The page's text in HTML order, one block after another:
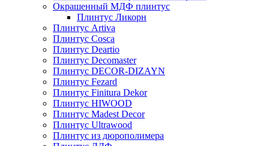
Окрашенный МДФ плинтус
Плинтус Ликорн
Плинтус Artiva
Плинтус Cosca
Плинтус Deartio
Плинтус Decomaster
Плинтус DECOR-DIZAYN
Плинтус Fezard
Плинтус Finitura Dekor
Плинтус HIWOOD
Плинтус Madest Decor
Плинтус Ultrawood
Плинтус из дюрополимера